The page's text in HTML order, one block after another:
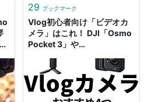
29 ブックマーク
Vlog初心者向け「ビデオカ
メラ」はこれ！ DJI「Osmo
Pocket 3」や
おすすめ4つ - ソレドコ